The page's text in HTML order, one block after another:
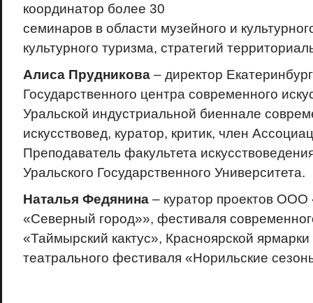
координатор более 30
семинаров в области музейного и
культурного туризма, стратегий
Алиса Прудникова– директор
Государственного центра современного
Уральской индустриальной биеннале
искусствовед, куратор, критик, член
Преподаватель факультета
Уральского Государственного Университета.
Наталья Федянина– куратор проектов ООО
«Северный город»», фестиваля
«Таймырский кактус», Красноярской
театрального фестиваля «Норильские